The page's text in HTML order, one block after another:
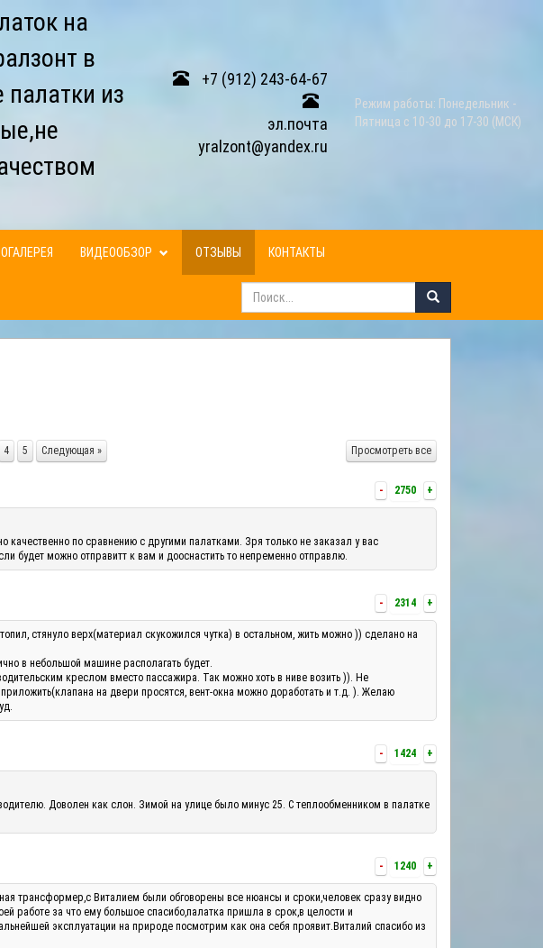
на
в
из
+7 (912) 243-64-67
эл.почта
yralzont@yandex.ru
Режим работы: Понедельник -
Пятница с 10-30 до 17-30 (МСК)
ВИДЕООБЗОР ОТЗЫВЫ КОНТАКТЫ
Просмотреть все
4 5 Следующая »
- 2750 +
по сравнению с другими палатками. Зря только не заказал у вас
будет можно отправитт к вам и дооснастить то непременно отправлю.
- 2314 +
стянуло верх(материал скукожился чутка) в остальном, жить можно )) сделано на
в небольшой машине располагать будет.
креслом вместо пассажира. Так можно хоть в ниве возить )). Не
на двери просятся, вент-окна можно доработать и т.д. ). Желаю
- 1424 +
Доволен как слон. Зимой на улице было минус 25. С теплообменником в палатке
- 1240 +
трансформер,с Виталием были обговорены все нюансы и сроки,человек сразу видно
работе за что ему большое спасибо,палатка пришла в срок,в целости и
эксплуатации на природе посмотрим как она себя проявит.Виталий спасибо из